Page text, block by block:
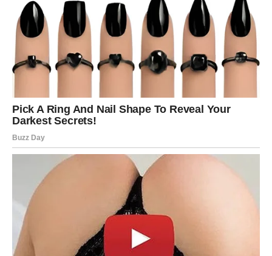
izgubili vjeru da će se jedna situacija riješiti onako kako
žele, ali upravo sada dolazi promjena.
Moguća je isplata novca, nova poslovna prilika, uspješan
projekat ili razvoj događaja koji donosi mnogo veće
Ono što je posebno važno jeste da ovo nije prolazna
sreća. Pred vama se otvara mnogo stabilniji period koji
može trajati duže nego što mislite.
Finansijska energija se mijenja i mnogi znakovi konačno
izlaze iz faze briga, neizvjesnosti i osjećaja da se bore sa
vjetrenjačama. Pred njima su prilike koje donose više
sigurnosti, stabilnosti i mogućnost da planiraju budućnost
sa mnogo više optimizma.